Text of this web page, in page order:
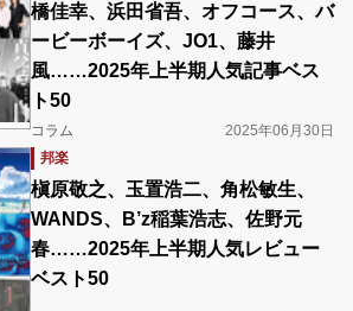
橋佳幸、浜田省吾、オフコース、バ
ービーボーイズ、JO1、藤井
風……2025年上半期人気記事ベス
ト50
コラム
2025年06月30日
邦楽
槇原敬之、玉置浩二、角松敏生、
WANDS、B’z稲葉浩志、佐野元
春……2025年上半期人気レビュー
ベスト50